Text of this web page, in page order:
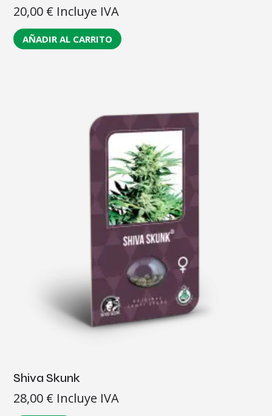
20,00 € Incluye IVA
AÑADIR AL CARRITO
Shiva Skunk
28,00 € Incluye IVA